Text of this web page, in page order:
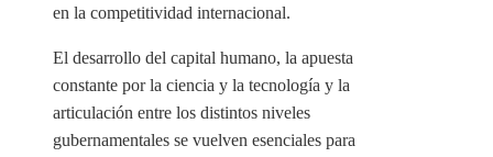
en la competitividad internacional.
El desarrollo del capital humano, la apuesta
constante por la ciencia y la tecnología y la
articulación entre los distintos niveles
gubernamentales se vuelven esenciales para